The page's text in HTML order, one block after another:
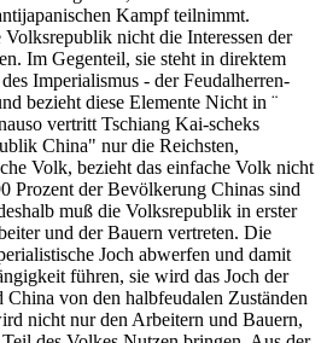
Kampf teilnimmt.
nicht die Interessen der
Im Gegenteil, sie steht in direktem
Imperialismus - der Feudalherren-
bezieht diese Elemente Nicht in ¨
vertritt Tschiang Kai-scheks
China" nur die Reichsten,
Volk, bezieht das einfache Volk nicht
Prozent der Bevölkerung Chinas sind
muß die Volksrepublik in erster
und der Bauern vertreten. Die
Joch abwerfen und damit
führen, sie wird das Joch der
von den halbfeudalen Zuständen
nicht nur den Arbeitern und Bauern,